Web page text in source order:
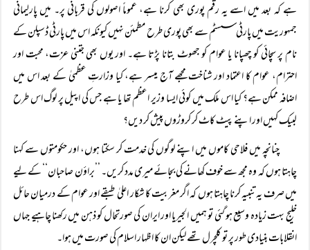
ہے کہ بعد میں اسے یہ رقم پوری بھی کرنا ہے، عموماً اصولوں کی قربانی پر۔ میں پارلیمانی
جمہوریت میں پارٹی سسٹم سے بھی پوری طرح مطمئن نہیں کیونکہ اس میں پارٹی ڈسپلن کے
نام پر سچائی کو چھپانا یا عوام کو جھوٹ بتانا پڑتا ہے۔ اور یوں بھی جتنی عزت، محبت اور
احترام، عوام کا اعتماد اور شناخت مجھے آج میسر ہے، کیا وزارتِ عظمیٰ کے بعد اس میں
اضافہ ممکن ہے؟ کیا اس ملک میں کوئی ایسا وزیر اعظم تھا یا ہے جس کی اپیل پر لوگ اس طرح
لبیک کہیں اور اپنے پیٹ کاٹ کر کروڑوں پیش کر دیں؟
چنانچہ میں فلاحی کاموں میں اپنے لوگوں کی خدمت کر سکتا ہوں، اور حکومتوں سے کہنا
چاہتا ہوں کہ وہ مجھ سے خوف کھانے کی بجائے میری مدد کریں۔ ’’براؤن صاحبان‘‘ کے لیے
میں صرف یہ تنبیہ کرنا چاہتا ہوں کہ اگر مغربیت کا شکار اعلیٰ طبقے اور عوام کے درمیان حائل
خلیج بہت زیادہ وسیع ہو گئی تو ہمیں الجیریا اور ایران کی صورتحال کو ذہن میں رکھنا چاہیے جہاں
انقلابات بنیادی طور پر تو کلچرل تھے لیکن ان کا اظہار اسلام کی صورت میں ہوا۔